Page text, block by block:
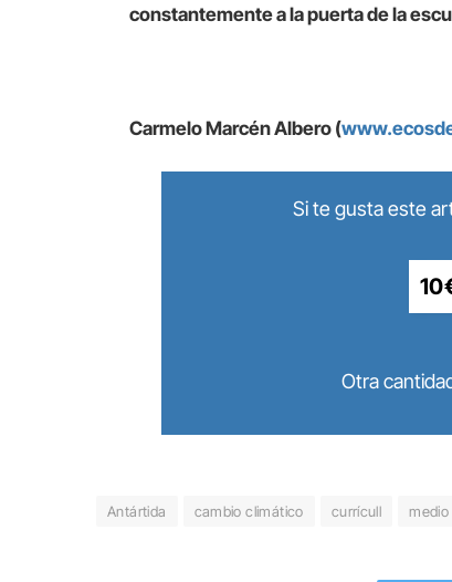
constantemente a la puerta de la
Carmelo Marcén Albero (
Si te gusta este
Otra
Antártida cambio climático currícull